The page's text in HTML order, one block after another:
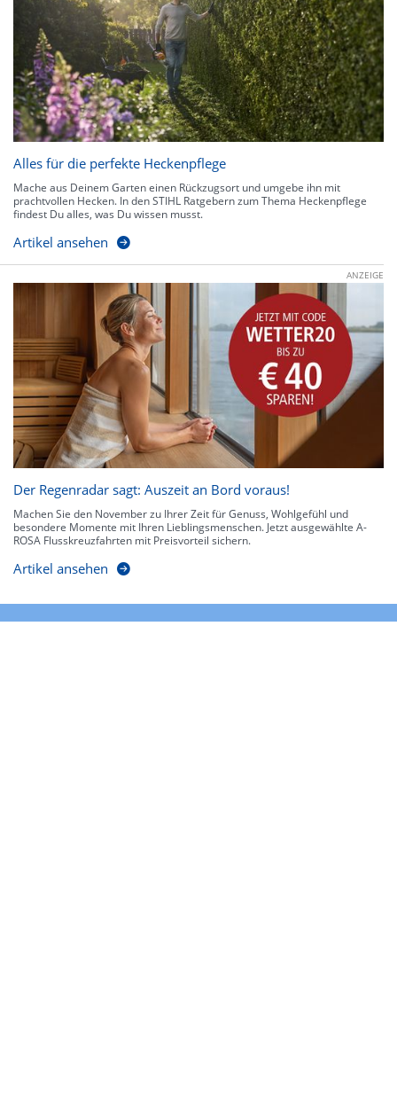
Alles für die perfekte Heckenpflege
Mache aus Deinem Garten einen Rückzugsort und umgebe ihn mit
prachtvollen Hecken. In den STIHL Ratgebern zum Thema Heckenpflege
findest Du alles, was Du wissen musst.
Artikel ansehen
ANZEIGE
Der Regenradar sagt: Auszeit an Bord voraus!
Machen Sie den November zu Ihrer Zeit für Genuss, Wohlgefühl und
besondere Momente mit Ihren Lieblingsmenschen. Jetzt ausgewählte A-
ROSA Flusskreuzfahrten mit Preisvorteil sichern.
Artikel ansehen